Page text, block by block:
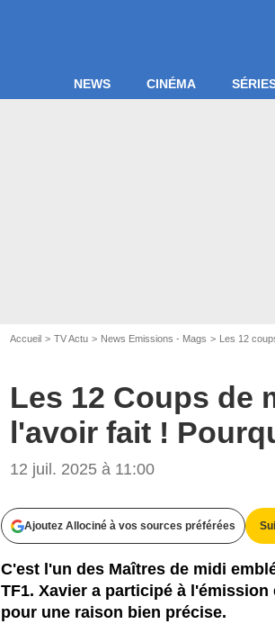
NEWS CINÉMA
Accueil TV Actu News Emissions - Mags Les 12
Les 12 Coups de
l'avoir fait !
12 juil. 2025 à 11:00
Ajoutez Allociné à vos sources préférées
C'est l'un des Maîtres de midi
TF1. Xavier a participé à
pour une raison bien précise.